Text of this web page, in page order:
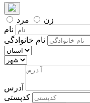
زن
مرد
نام
نام خانوادگی
آدرس
کدپستی